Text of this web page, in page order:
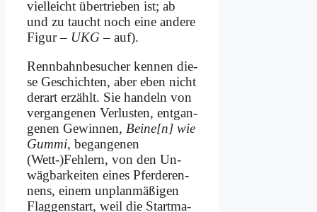
viel­leicht über­trie­ben ist; ab
und zu taucht noch ei­ne an­de­re
Fi­gur – UKG– auf).
Renn­bahn­be­su­cher ken­nen die­
se Ge­schich­ten, aber eben nicht
der­art er­zählt. Sie han­deln von
ver­gan­ge­nen Ver­lu­sten, ent­gan­
ge­nen Ge­win­nen, Beine[n] wie
Gum­mi, be­gan­ge­nen
(Wett-)Fehlern, von den Un­
wäg­bar­kei­ten ei­nes Pfer­de­ren­
nens, ei­nem un­plan­mä­ßi­gen
Flag­gen­start, weil die Start­ma­